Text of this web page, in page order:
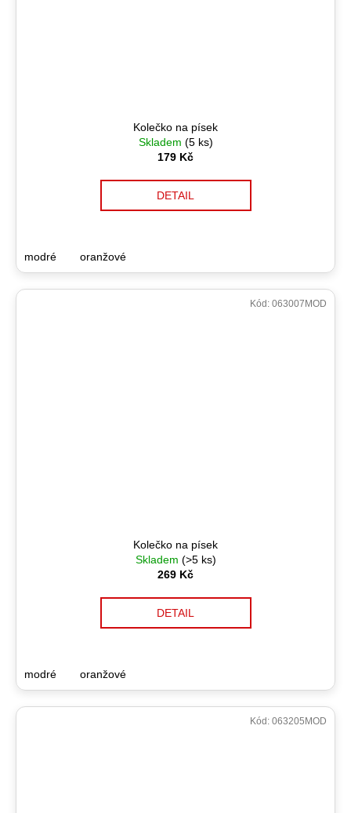
Kolečko na písek
Skladem (5 ks)
179 Kč
DETAIL
modré oranžové
Kolečko na písek
Skladem (>5 ks)
269 Kč
DETAIL
modré oranžové
Kód: 063007MOD
Kód: 063205MOD